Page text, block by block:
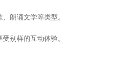
朗诵文学等类型。
别样的互动体验。